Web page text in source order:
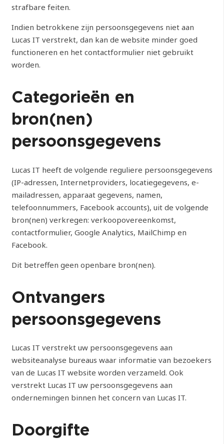
strafbare feiten.
Indien betrokkene zijn persoonsgegevens niet aan
Lucas IT verstrekt, dan kan de website minder goed
functioneren en het contactformulier niet gebruikt
worden.
Categorieën en
bron(nen)
persoonsgegevens
Lucas IT heeft de volgende reguliere persoonsgegevens
(IP-adressen, Internetproviders, locatiegegevens, e-
mailadressen, apparaat gegevens, namen,
telefoonnummers, Facebook accounts), uit de volgende
bron(nen) verkregen: verkoopovereenkomst,
contactformulier, Google Analytics, MailChimp en
Facebook.
Dit betreffen geen openbare bron(nen).
Ontvangers
persoonsgegevens
Lucas IT verstrekt uw persoonsgegevens aan
websiteanalyse bureaus waar informatie van bezoekers
van de Lucas IT website worden verzameld. Ook
verstrekt Lucas IT uw persoonsgegevens aan
ondernemingen binnen het concern van Lucas IT.
Doorgifte